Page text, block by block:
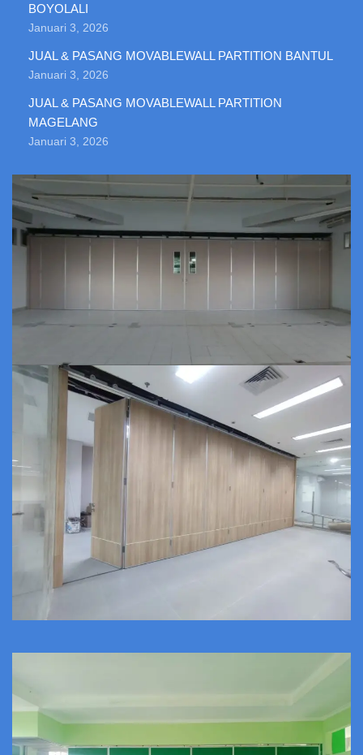
BOYOLALI
Januari 3, 2026
JUAL & PASANG MOVABLEWALL PARTITION BANTUL
Januari 3, 2026
JUAL & PASANG MOVABLEWALL PARTITION
MAGELANG
Januari 3, 2026